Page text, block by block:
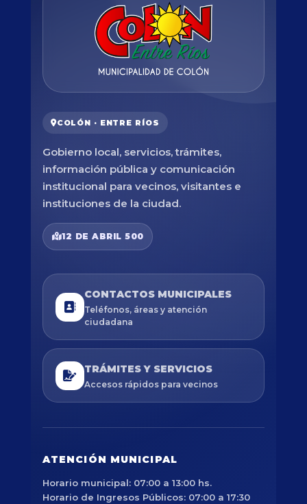
COLÓN · ENTRE RÍOS
Gobierno local, servicios, trámites,
información pública y comunicación
institucional para vecinos, visitantes e
instituciones de la ciudad.
12 DE ABRIL 500
CONTACTOS MUNICIPALES
Teléfonos, áreas y atención
ciudadana
TRÁMITES Y SERVICIOS
Accesos rápidos para vecinos
ATENCIÓN MUNICIPAL
Horario municipal: 07:00 a 13:00 hs.
Horario de Ingresos Públicos: 07:00 a 17:30